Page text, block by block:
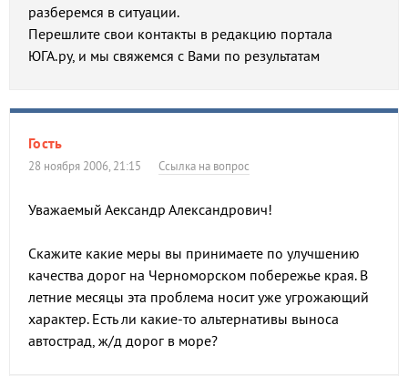
разберемся в ситуации.
Перешлите свои контакты в редакцию портала
ЮГА.ру, и мы свяжемся с Вами по результатам
Гость
28 ноября 2006, 21:15 Ссылка на вопрос
Уважаемый Аександр Александрович!
Скажите какие меры вы принимаете по улучшению
качества дорог на Черноморском побережье края. В
летние месяцы эта проблема носит уже угрожающий
характер. Есть ли какие-то альтернативы выноса
автострад, ж/д дорог в море?